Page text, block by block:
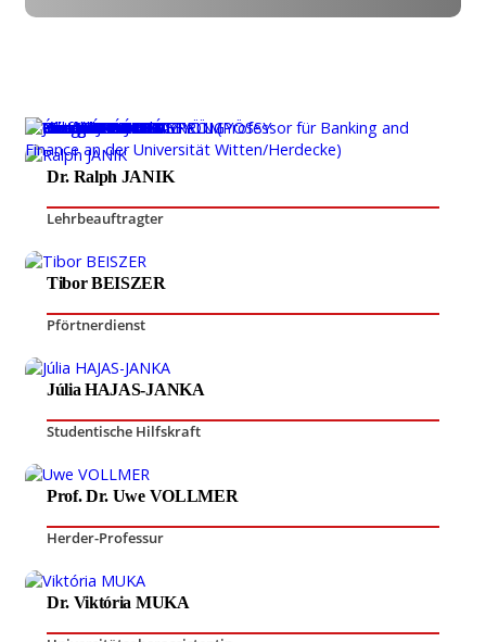
Dr. Ralph JANIK
Lehrbeauftragter
Tibor BEISZER
Pförtnerdienst
Júlia HAJAS-JANKA
Studentische Hilfskraft
Prof. Dr. Uwe VOLLMER
Herder-Professur
Dr. Viktória MUKA